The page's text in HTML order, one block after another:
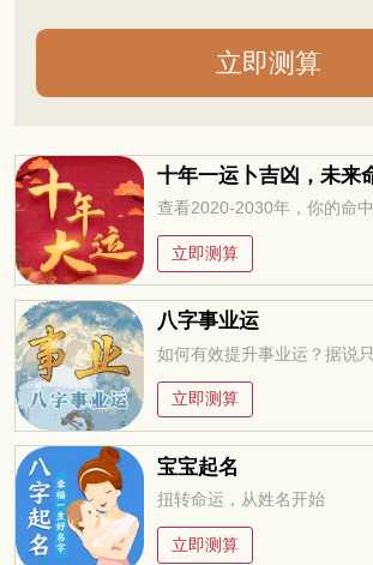
十年一运卜吉凶，未来
查看2020-2030年，你的命
立即测算
八字事业运
如何有效提升事业运？据说
立即测算
宝宝起名
扭转命运，从姓名开始
立即测算